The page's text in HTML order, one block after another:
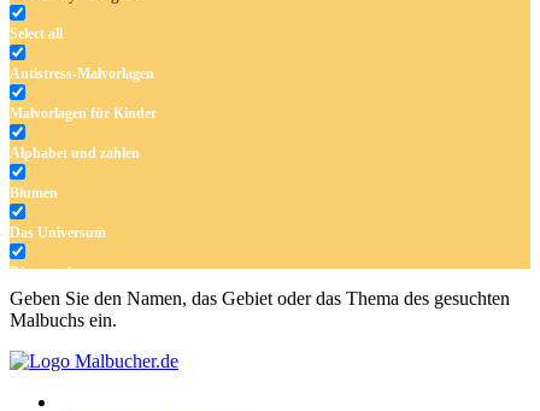
Select all
Antistress-Malvorlagen
Malvorlagen für Kinder
Alphabet und zahlen
Blumen
Das Universum
Dinosaurier
Früchte und Gemüse
Frühling und Ostern
Geben Sie den Namen, das Gebiet oder das Thema des gesuchten
Malbuchs ein.